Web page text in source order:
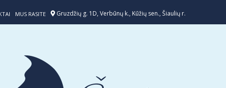
MUS RASITE Gruzdžių g. 1D, Verbūnų k., Kūžių sen., Šiaulių r.